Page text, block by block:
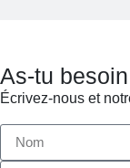
As-tu
Écrivez-nous et